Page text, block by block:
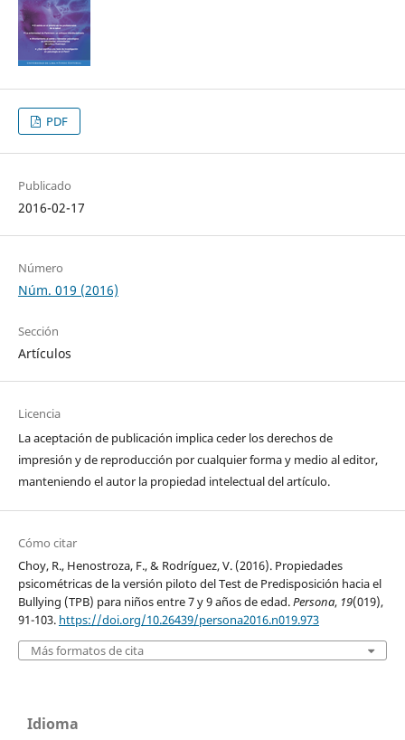
PDF
Publicado
2016-02-17
Número
Núm. 019 (2016)
Sección
Artículos
Licencia
La aceptación de publicación implica ceder los derechos de
impresión y de reproducción por cualquier forma y medio al editor,
manteniendo el autor la propiedad intelectual del artículo.
Cómo citar
Choy, R., Henostroza, F., & Rodríguez, V. (2016). Propiedades
psicométricas de la versión piloto del Test de Predisposición hacia el
Bullying (TPB) para niños entre 7 y 9 años de edad.Persona, 19(019),
91-103. https://doi.org/10.26439/persona2016.n019.973
Más formatos de cita
Idioma